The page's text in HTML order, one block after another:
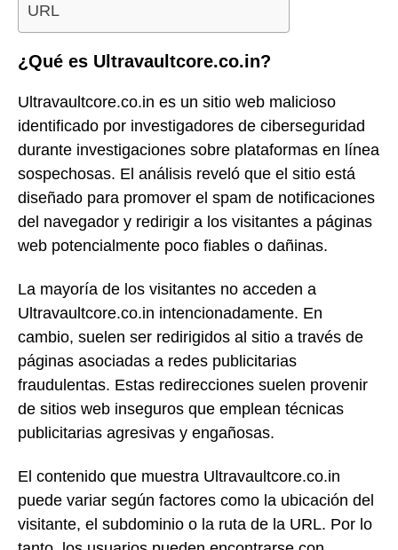
URL
¿Qué es Ultravaultcore.co.in?
Ultravaultcore.co.in es un sitio web malicioso
identificado por investigadores de ciberseguridad
durante investigaciones sobre plataformas en línea
sospechosas. El análisis reveló que el sitio está
diseñado para promover el spam de notificaciones
del navegador y redirigir a los visitantes a páginas
web potencialmente poco fiables o dañinas.
La mayoría de los visitantes no acceden a
Ultravaultcore.co.in intencionadamente. En
cambio, suelen ser redirigidos al sitio a través de
páginas asociadas a redes publicitarias
fraudulentas. Estas redirecciones suelen provenir
de sitios web inseguros que emplean técnicas
publicitarias agresivas y engañosas.
El contenido que muestra Ultravaultcore.co.in
puede variar según factores como la ubicación del
visitante, el subdominio o la ruta de la URL. Por lo